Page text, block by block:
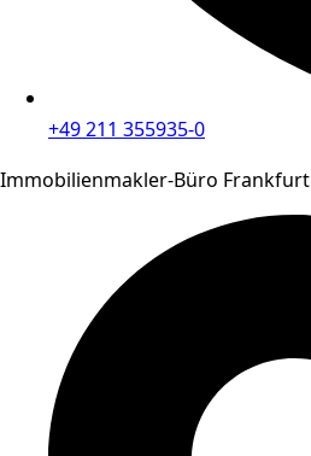
+49 211 355935-0
Immobilienmakler-Büro Frankfurt